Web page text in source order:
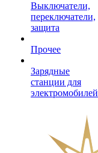
Выключатели,
переключатели,
защита
Прочее
Зарядные
станции для
электромобилей